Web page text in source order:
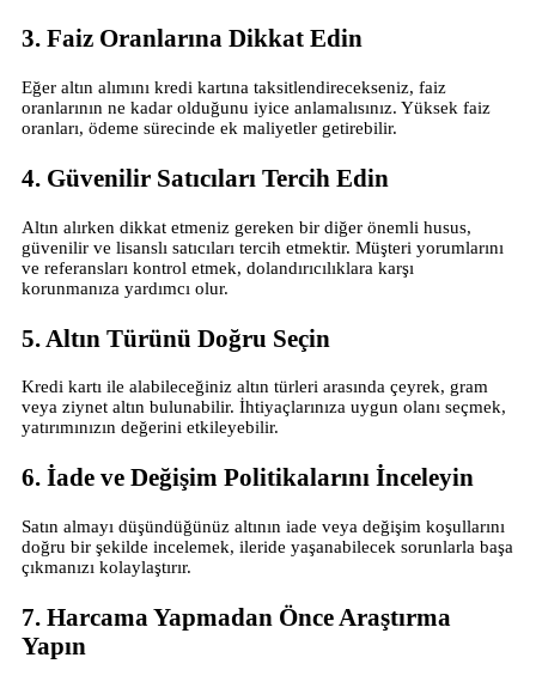
3. Faiz Oranlarına Dikkat Edin
Eğer altın alımını kredi kartına taksitlendirecekseniz, faiz
oranlarının ne kadar olduğunu iyice anlamalısınız. Yüksek faiz
oranları, ödeme sürecinde ek maliyetler getirebilir.
4. Güvenilir Satıcıları Tercih Edin
Altın alırken dikkat etmeniz gereken bir diğer önemli husus,
güvenilir ve lisanslı satıcıları tercih etmektir. Müşteri yorumlarını
ve referansları kontrol etmek, dolandırıcılıklara karşı
korunmanıza yardımcı olur.
5. Altın Türünü Doğru Seçin
Kredi kartı ile alabileceğiniz altın türleri arasında çeyrek, gram
veya ziynet altın bulunabilir. İhtiyaçlarınıza uygun olanı seçmek,
yatırımınızın değerini etkileyebilir.
6. İade ve Değişim Politikalarını İnceleyin
Satın almayı düşündüğünüz altının iade veya değişim koşullarını
doğru bir şekilde incelemek, ileride yaşanabilecek sorunlarla başa
çıkmanızı kolaylaştırır.
7. Harcama Yapmadan Önce Araştırma
Yapın